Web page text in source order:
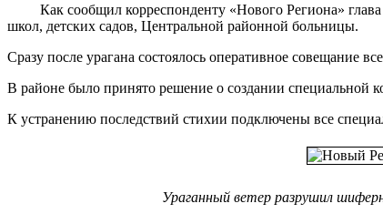
Как сообщил корреспонденту «Нового Региона»
школ, детских садов, Центральной районной больницы.
Сразу после урагана состоялось оперативное совещание
В районе было принято решение о создании специальной
К устранению последствий стихии подключены все
Ураганный ветер разрушил